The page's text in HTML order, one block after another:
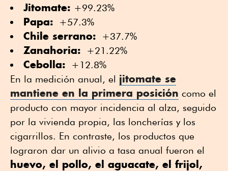
Jitomate: +99.23%
Papa: +57.3%
Chile serrano: +37.7%
Zanahoria: +21.22%
Cebolla: +12.8%
En la medición anual, el jitomate se
mantiene en la primera posición como el
producto con mayor incidencia al alza, seguido
por la vivienda propia, las loncherías y los
cigarrillos. En contraste, los productos que
lograron dar un alivio a tasa anual fueron el
huevo, el pollo, el aguacate, el frijol,